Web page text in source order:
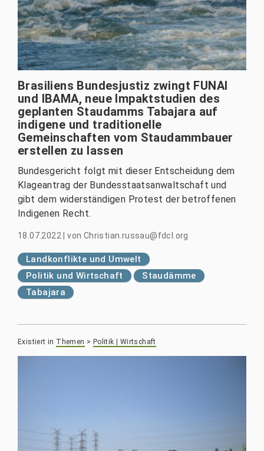
Brasiliens Bundesjustiz zwingt FUNAI
und IBAMA, neue Impaktstudien des
geplanten Staudamms Tabajara auf
indigene und traditionelle
Gemeinschaften vom Staudammbauer
erstellen zu lassen
Bundesgericht folgt mit dieser Entscheidung dem
Klageantrag der Bundesstaatsanwaltschaft und
gibt dem widerständigen Protest der betroffenen
Indigenen Recht.
18.07.2022 |von Christian.russau@fdcl.org
Landkonflikte und Umwelt
Politik und Wirtschaft
Staudämme
Tabajara
Existiert in Themen > Politik | Wirtschaft